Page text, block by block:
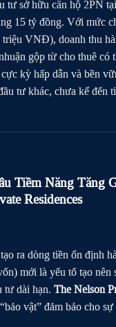
tư sở hữu căn hộ 2PN tại
15 tỷ đồng. Với mức
VNĐ), doanh thu
gộp từ cho thuê có
kỳ hấp dẫn và bền
tư khác, chưa kể đến
Tiềm Năng Tăng
Residences
ra dòng tiền ổn định
mới là yếu tố tạo nên
tư dài hạn. The Nelson
vật” đảm bảo cho